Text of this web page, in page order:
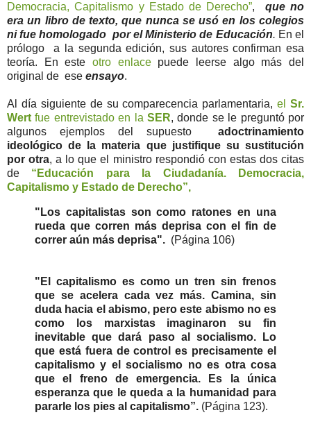
Democracia, Capitalismo y Estado de Derecho”, que no
era un libro de texto, que nunca se usó en los colegios
ni fue homologado por el Ministerio de Educación. En el
prólogo a la segunda edición, sus autores confirman esa
teoría. En este otro enlacepuede leerse algo más del
original de ese ensayo.
Al día siguiente de su comparecencia parlamentaria,el Sr.
Wertfue entrevistado en laSER, donde se le preguntó por
algunos ejemplos del supuesto adoctrinamiento
ideológico de la materia que justifique su sustitución
por otra, a lo que el ministro respondió con estas dos citas
de “Educación para la Ciudadanía. Democracia,
Capitalismo y Estado de Derecho”,
"Los capitalistas son como ratones en una
rueda que corren más deprisa con el fin de
correr aún más deprisa". (Página 106)
"El capitalismo es como un tren sin frenos
que se acelera cada vez más. Camina, sin
duda hacia el abismo, pero este abismo no es
como los marxistas imaginaron su fin
inevitable que dará paso al socialismo. Lo
que está fuera de control es precisamente el
capitalismo y el socialismo no es otra cosa
que el freno de emergencia. Es la única
esperanza que le queda a la humanidad para
pararle los pies al capitalismo”. (Página 123).